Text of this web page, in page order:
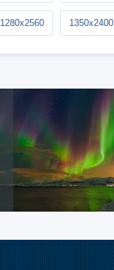
1280x2560 1350x2400